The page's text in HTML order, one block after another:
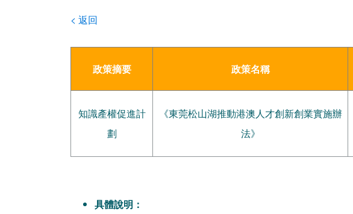
< 返回
政策摘要 政策名稱
知識產權促進計
劃
《東莞松山湖推動港澳人才創新創業實施辦
法》
具體說明：